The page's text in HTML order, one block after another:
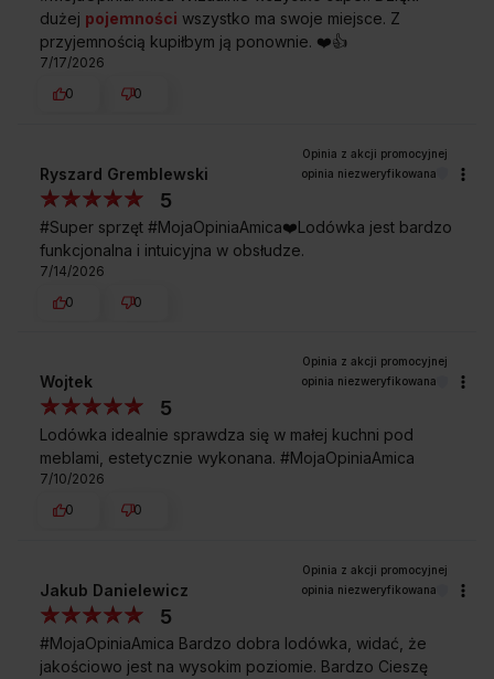
Kupując w
Darmowa dostawa
z wniesieniem
Zakup na Raty 0%
Darmowy odbiór
dużej pojemności wszystko ma swoje miejsce. Z
przyjemnością kupiłbym ją ponownie. ❤️👍️
7/17/2026
0
0
Ryszard Gremblewski opinia niezweryfikowana
5
#Super sprzęt #MojaOpiniaAmica❤️Lodówka jest bardzo
funkcjonalna i intuicyjna w obsłudze.
7/14/2026
0
0
Wojtek opinia niezweryfikowana
5
Lodówka idealnie sprawdza się w małej kuchni pod
meblami, estetycznie wykonana. #MojaOpiniaAmica
7/10/2026
0
0
Jakub Danielewicz opinia niezweryfikowana
5
#MojaOpiniaAmica Bardzo dobra lodówka, widać, że
jakościowo jest na wysokim poziomie. Bardzo Cieszę